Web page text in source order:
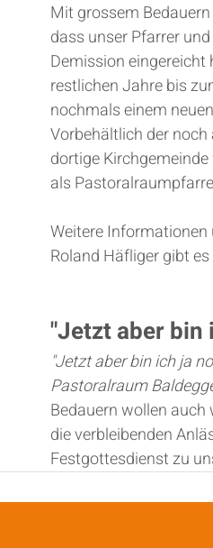
Mit grossem
dass unser Pfarrer
Demission eingereicht
restlichen Jahre bis
nochmals einem
Vorbehältlich der
dortige
als
Weitere Informationen
Roland Häfliger gibt es
"Jetzt aber bin
"Jetzt aber bin ich ja
Pastoralraum
Bedauern wollen
die verbleibenden
Festgottesdienst zu